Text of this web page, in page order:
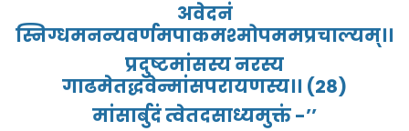
अवेदनं
स्निग्धमनन्यवर्णमपाकमश्मोपममप्रचाल्यम्।।
प्रदुष्टमांसस्यनरस्य
गाढमेतद्धवेन्मांसपरायणस्य।। (28)
मांसार्बुदंत्वेतदसाध्यमुक्तं-’’